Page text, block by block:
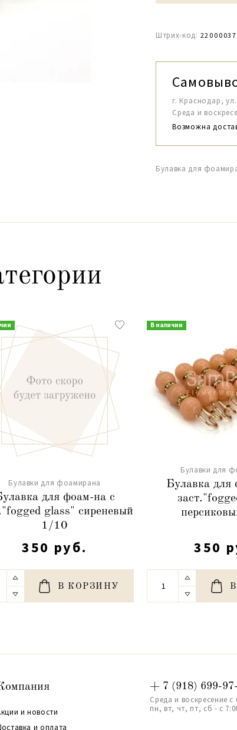
Штрих-код:
г. Краснодар,
Среда и
Возможна
Булавка для
Булавки для фоамирана
для фоам-на с
glass" сиреневый
1/10
350 руб.
В КОРЗИНУ
В наличии
Булавки для
Булавка для
350
и новости
и оплата
+ 7 (918) 699-
Среда и воскресение с
пн, вт, чт, пт, сб - с